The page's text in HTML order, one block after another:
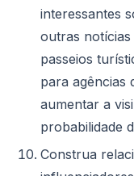
interessantes
outras notícias
passeios
para agências
aumentar a
probabilidade
Construa